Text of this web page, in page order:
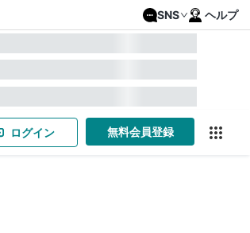
SNS ヘルプ
ログイン 無料会員登録